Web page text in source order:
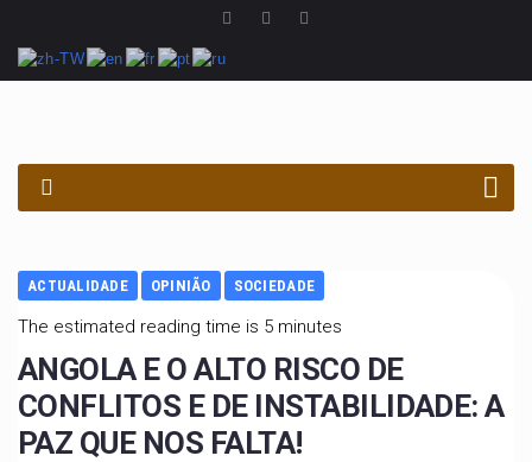
ACTUALIDADE OPINIÃO SOCIEDADE
The estimated reading time is 5 minutes
ANGOLA E O ALTO RISCO DE
CONFLITOS E DE INSTABILIDADE: A
PAZ QUE NOS FALTA!
PROCURAR